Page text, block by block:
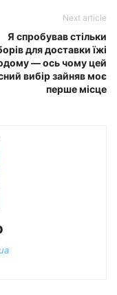
Next article
Я спробував стільки
для доставки їжі
— ось чому цей
вибір зайняв моє
перше місце